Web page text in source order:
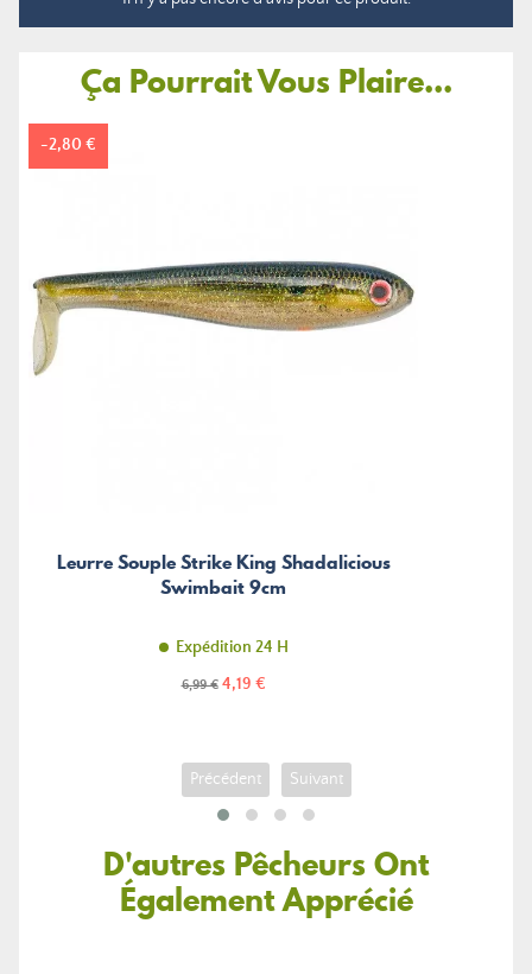
Ça Pourrait Vous Plaire...
Leurre Souple Strike King Shadalicious
Swimbait 9cm
Expédition 24 H
Prix
6,99 € Prix
4,19 €
-2,80 €
Précédent Suivant
D'autres Pêcheurs Ont
Également Apprécié